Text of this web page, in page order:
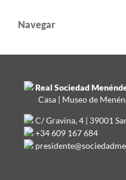
Navegar
Real Sociedad
Casa | Museo de
C/ Gravina, 4 | 39001
+34 609 167 684